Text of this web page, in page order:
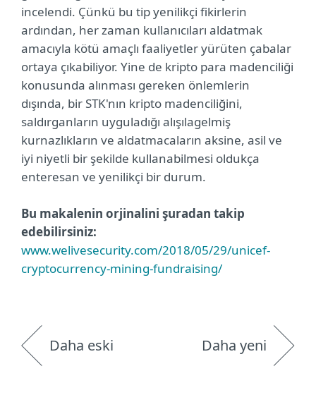
incelendi. Çünkü bu tip yenilikçi fikirlerin
ardından, her zaman kullanıcıları aldatmak
amacıyla kötü amaçlı faaliyetler yürüten çabalar
ortaya çıkabiliyor. Yine de kripto para madenciliği
konusunda alınması gereken önlemlerin
dışında, bir STK'nın kripto madenciliğini,
saldırganların uyguladığı alışılagelmiş
kurnazlıkların ve aldatmacaların aksine, asil ve
iyi niyetli bir şekilde kullanabilmesi oldukça
enteresan ve yenilikçi bir durum.
Bu makalenin orjinalini şuradan takip
edebilirsiniz:
www.welivesecurity.com/2018/05/29/unicef-
cryptocurrency-mining-fundraising/
Daha eski Daha yeni